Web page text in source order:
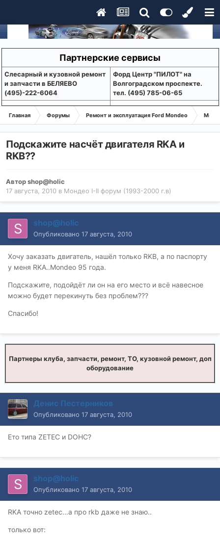
Партнерские сервисы
Слесарный и кузовной ремонт
и запчасти в БЕЛЯЕВО
(495)-222-6064
Форд Центр "ПИЛОТ" на
Волгоградском проспекте.
тел. (495) 785-06-65
Главная Форумы Ремонт и эксплуатация Ford Mondeo
Подскажите насчёт двигателя RKA и
RKB??
Авторshop@holic
17 августа, 2010 в Мондео I-II форум (1993-2000 г.в)
shop@holic
Опубликовано 17 августа, 2010
Хочу заказать двигатель, нашёл только RKB, а по паспорту
у меня RKA..Mondeo 95 года.
Подскажите, подойдёт ли он на его место и всё навесное
можно будет перекинуть без проблем???
Спасибо!
Партнеры клуба, запчасти, ремонт, ТО, кузовной ремонт, доп
оборудование
Денис Пестерников
Опубликовано 17 августа, 2010
Ето типа ZETEC и DOHC?
shop@holic
Опубликовано 17 августа, 2010
RKA точно zetec...а про rkb даже не знаю..
только вот: